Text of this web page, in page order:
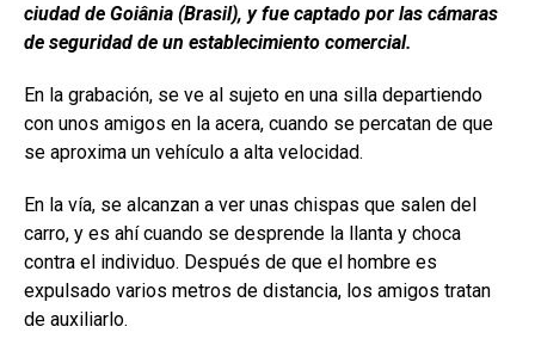
ciudad de Goiânia (Brasil), y fue captado por las cámaras
de seguridad de un establecimiento comercial.
En la grabación, se ve al sujeto en una silla departiendo
con unos amigos en la acera, cuando se percatan de que
se aproxima un vehículo a alta velocidad.
En la vía, se alcanzan a ver unas chispas que salen del
carro, y es ahí cuando se desprende la llanta y choca
contra el individuo. Después de que el hombre es
expulsado varios metros de distancia, los amigos tratan
de auxiliarlo.